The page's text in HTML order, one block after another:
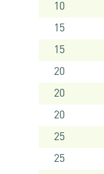
10
15
15
20
20
20
25
25